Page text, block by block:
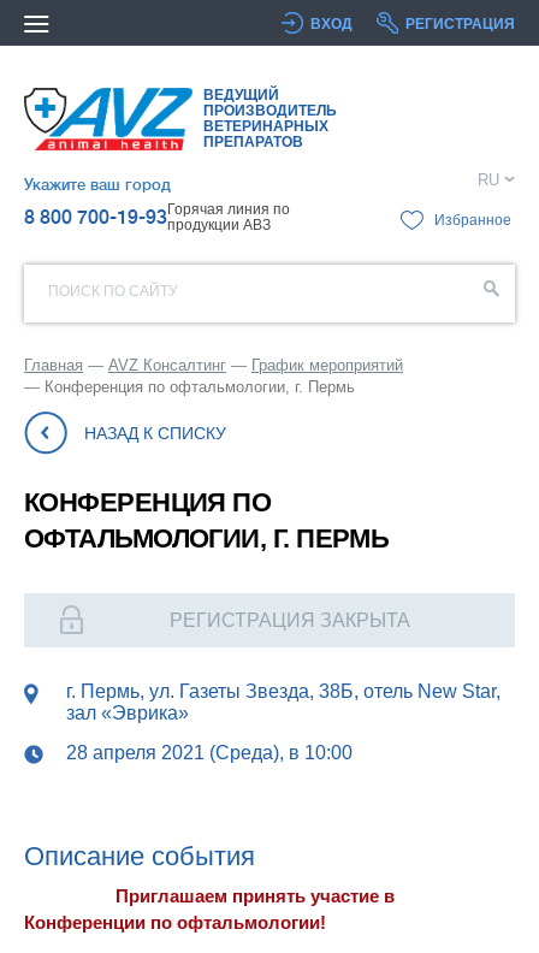
ВХОД РЕГИСТРАЦИЯ
ВЕДУЩИЙ
ПРОИЗВОДИТЕЛЬ
ВЕТЕРИНАРНЫХ
ПРЕПАРАТОВ
Укажите ваш город
8 800 700-19-93Горячая линия по
продукции АВЗ
RU
Избранное
ПОИСК ПО САЙТУ
Главная AVZ Консалтинг
График мероприятий
Конференция по офтальмологии, г. Пермь
НАЗАД К СПИСКУ
КОНФЕРЕНЦИЯ ПО
ОФТАЛЬМОЛОГИИ, Г. ПЕРМЬ
РЕГИСТРАЦИЯ ЗАКРЫТА
г. Пермь, ул. Газеты Звезда, 38Б, отель New Star,
зал «Эврика»
28 апреля 2021 (Среда), в 10:00
Опиcание события
Приглашаем принять участие в
Конференции по офтальмологии!